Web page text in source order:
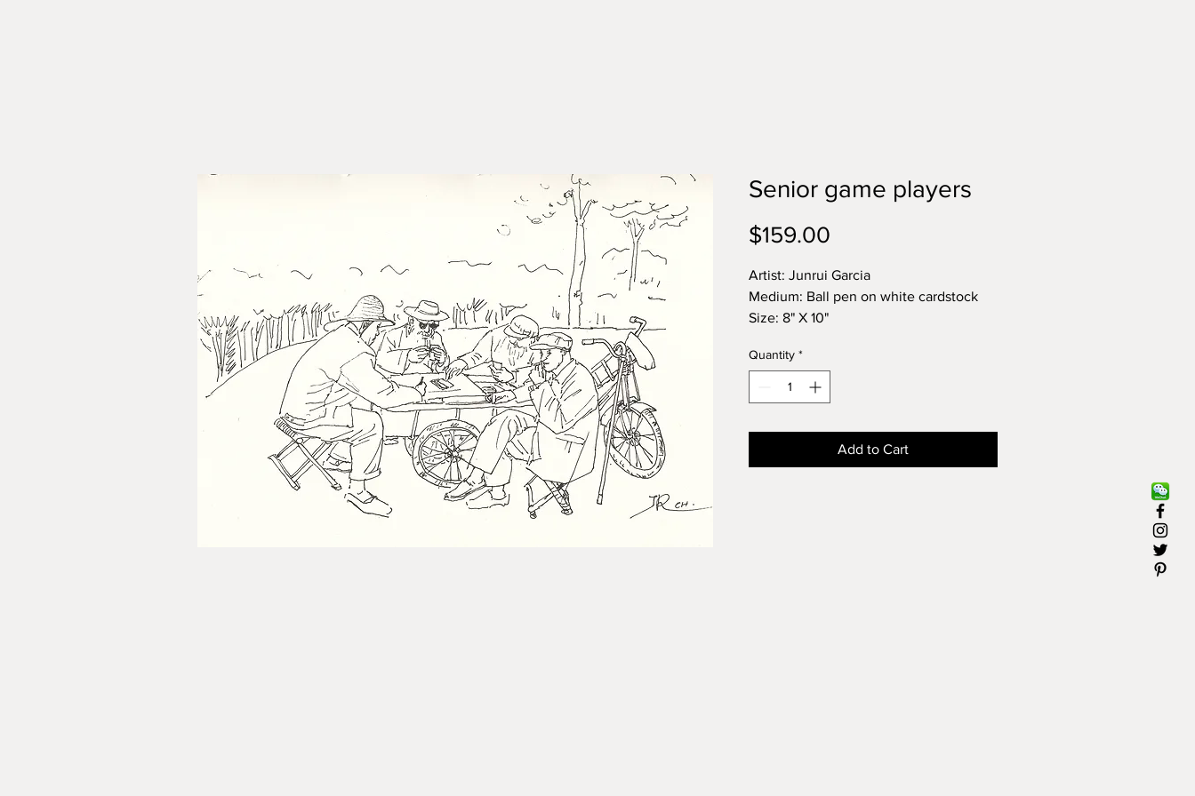
Senior game players
$159.00
Artist: Junrui Garcia
Medium: Ball pen on white cardstock
Size: 8" X 10"
画种：中性笔-白卡纸
作者：常君睿
尺寸：8" X 10"
Quantity *
Add to Cart